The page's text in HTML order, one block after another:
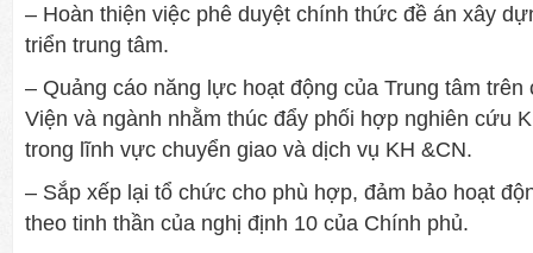
– Hoàn thiện việc phê duyệt chính thức đề án xây
triển trung tâm.
– Quảng cáo năng lực hoạt động của Trung tâm
Viện và ngành nhằm thúc đẩy phối hợp nghiên cứu
trong lĩnh vực chuyển giao và dịch vụ KH &CN.
– Sắp xếp lại tổ chức cho phù hợp, đảm bảo hoạt
theo tinh thần của nghị định 10 của Chính phủ.